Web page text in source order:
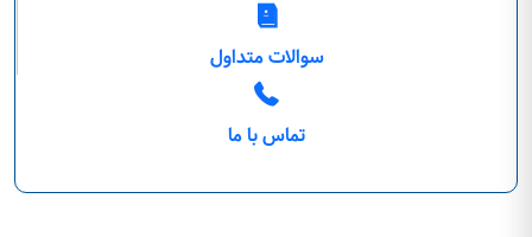
سوالات متداول
تماس با ما